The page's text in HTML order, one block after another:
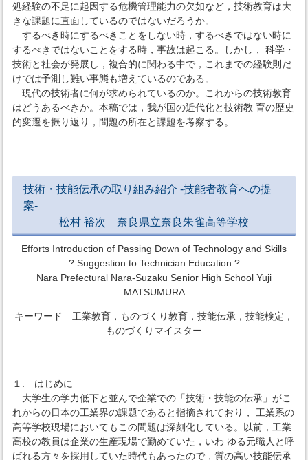
処経験の不足に起因する危機管理能力の欠如など，技術教育は大
きな課題に直面しているのではないだろうか。
するべき時にするべきことをしない時，するべきではない時に
するべきではないことをする時，事故は起こる。しかし， 科学・
技術と社会が発展し，複合的に関わる中で，これまでの経験則だ
けでは予測し難い事態も増えているのである。
現代の技術者に何が求められているのか。これからの技術教育
はどうあるべきか。本稿では，我が国の近代化と技術教 育の歴史
的変遷を振り返り，問題の所在と課題を考察する。
技術・技能伝承の取り組み紹介 -技能者教育への提
案-
松村 裕次 奈良県立奈良朱雀高等学校
Efforts Introduction of Passing Down of Technology and Skills
? Suggestion to Technician Education ?
Nara Prefectural Nara-Suzaku Senior High School Yuji
MATSUMURA
キーワード 工業教育，ものづくり教育，技能伝承，技能検定，
ものづくりマイスター
１. はじめに
大学生の学力低下と並んで企業での「技術・技能の伝承」がこ
れからの日本の工業界の課題であると指摘されており， 工業系の
高等学校現場においてもこの問題は深刻化している。以前，工業
高校の教員は企業の生産現場で勤めていた，いわ ゆる元職人と呼
ばれる方々を採用していた時代もあったので，質の高い技能伝承